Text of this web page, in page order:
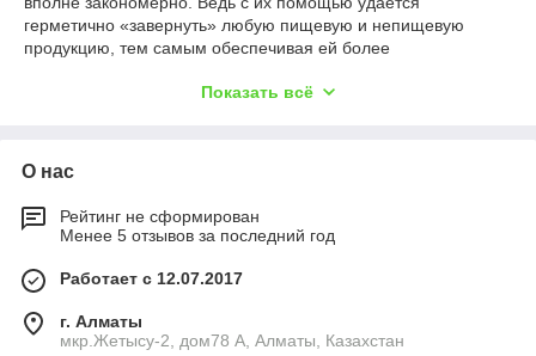
герметично «завернуть» любую пищевую и непищевую
продукцию, тем самым обеспечивая ей более
получения неразъемного соединения полимерных
способ упаковки могли позволить себе лишь крупные
одновременно недорогих, легких и удобных в использовании
ручных запайщиков пакетов, он стал доступен даже
Ручные настольные запайщики пакетов
Показать всё
О нас
Рейтинг не сформирован
Менее 5 отзывов за последний год
Работает с 12.07.2017
г. Алматы
мкр.Жетысу-2, дом78 А, Алматы, Казахстан